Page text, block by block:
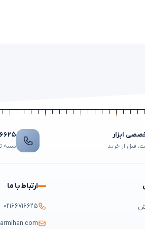
ابزار
قبل از خرید شنبه تا
ارتباط با ما
۰۲۱۶۶۷۱۶۶۲۵